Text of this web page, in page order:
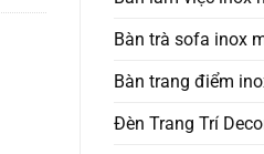
Bàn trà sofa inox
Bàn trang điểm
Đèn Trang Trí